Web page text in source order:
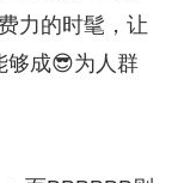
力的时髦，让
够成😎为人群